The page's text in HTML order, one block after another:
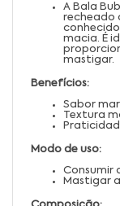
A Bala
recheado
macia. É
mastigar.
Benefícios:
Sabor
Textura
Modo de uso:
Consumir
Mastigar